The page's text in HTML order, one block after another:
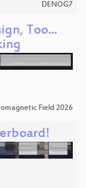
DENOG7
Too...
Field 2026